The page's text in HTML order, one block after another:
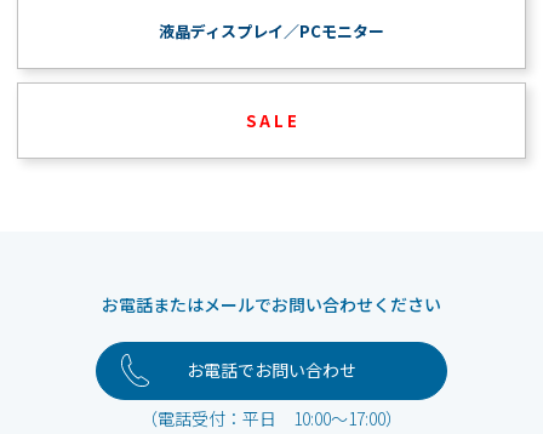
液晶ディスプレイ／PCモニター
S A L E
お電話またはメールでお問い合わせください
お電話でお問い合わせ
（電話受付：平日 10:00～17:00）